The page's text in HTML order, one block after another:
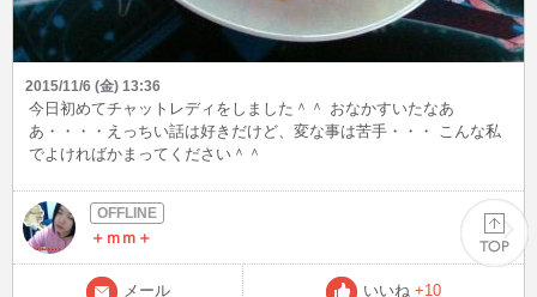
2015/11/6 (金) 13:36
今日初めてチャットレディをしました＾＾ おなかすいたなあ
あ・・・・えっちい話は好きだけど、変な事は苦手・・・ こんな私
でよければかまってください＾＾
＋ｍｍ＋
メール いいね +10